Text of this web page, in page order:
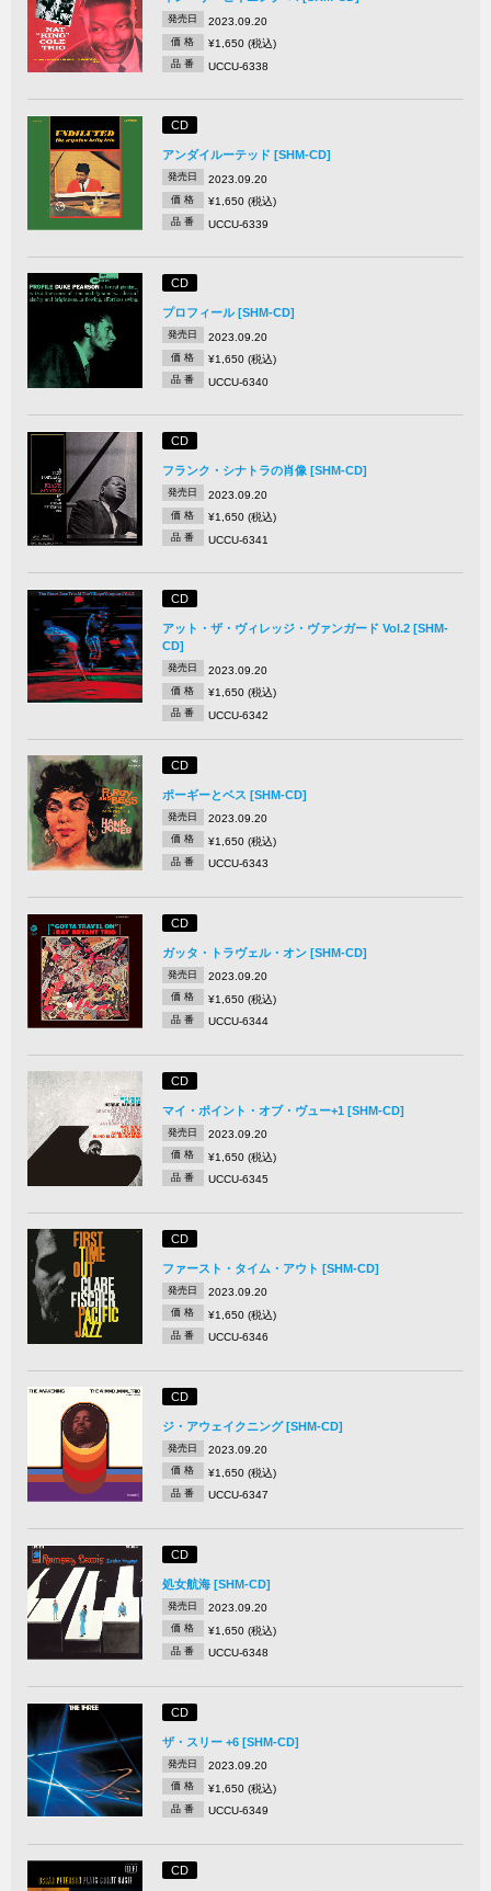
発売日 2023.09.20
価 格 ¥1,650 (税込)
品 番 UCCU-6338
CD
アンダイルーテッド [SHM-CD]
発売日 2023.09.20
価 格 ¥1,650 (税込)
品 番 UCCU-6339
CD
プロフィール [SHM-CD]
発売日 2023.09.20
価 格 ¥1,650 (税込)
品 番 UCCU-6340
CD
フランク・シナトラの肖像 [SHM-CD]
発売日 2023.09.20
価 格 ¥1,650 (税込)
品 番 UCCU-6341
CD
アット・ザ・ヴィレッジ・ヴァンガード Vol.2 [SHM-
CD]
発売日 2023.09.20
価 格 ¥1,650 (税込)
品 番 UCCU-6342
CD
ポーギーとベス [SHM-CD]
発売日 2023.09.20
価 格 ¥1,650 (税込)
品 番 UCCU-6343
CD
ガッタ・トラヴェル・オン [SHM-CD]
発売日 2023.09.20
価 格 ¥1,650 (税込)
品 番 UCCU-6344
CD
マイ・ポイント・オブ・ヴュー+1 [SHM-CD]
発売日 2023.09.20
価 格 ¥1,650 (税込)
品 番 UCCU-6345
CD
ファースト・タイム・アウト [SHM-CD]
発売日 2023.09.20
価 格 ¥1,650 (税込)
品 番 UCCU-6346
CD
ジ・アウェイクニング [SHM-CD]
発売日 2023.09.20
価 格 ¥1,650 (税込)
品 番 UCCU-6347
CD
処女航海 [SHM-CD]
発売日 2023.09.20
価 格 ¥1,650 (税込)
品 番 UCCU-6348
CD
ザ・スリー +6 [SHM-CD]
発売日 2023.09.20
価 格 ¥1,650 (税込)
品 番 UCCU-6349
CD